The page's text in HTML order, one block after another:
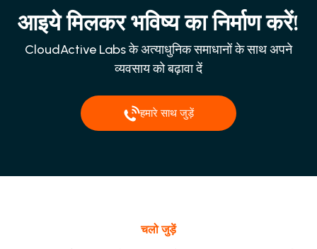
आइये मिलकर भविष्य का निर्माण करें!
CloudActive Labs के अत्याधुनिक समाधानों के साथ अपने
व्यवसाय को बढ़ावा दें
हमारे साथ जुड़ें
चलो जुड़ें